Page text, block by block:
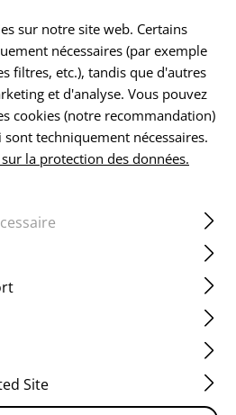
ÉLASTIQUES
ACCESSOIRES ANNEAUX
sur notre site web. Certains
nécessaires (par exemple
filtres, etc.), tandis que d'autres
et d'analyse. Vous pouvez
cookies (notre recommandation)
techniquement nécessaires.
la protection des données.
Site